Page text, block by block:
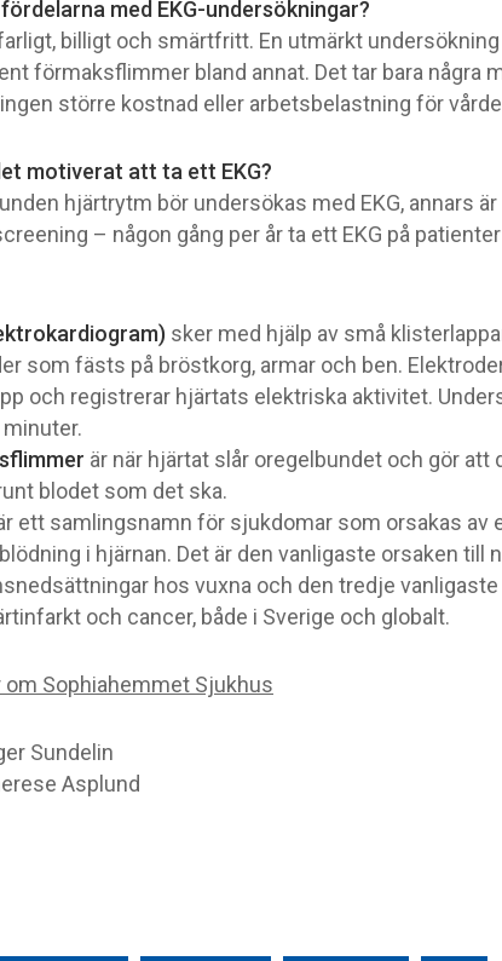
med EKG-undersökningar?
billigt och smärtfritt. En utmärkt
förmaksflimmer bland annat. Det tar bara några
större kostnad eller arbetsbelastning för
motiverat att ta ett EKG?
hjärtrytm bör undersökas med EKG, annars
– någon gång per år ta ett EKG på
sker med hjälp av små
som fästs på bröstkorg, armar och ben.
och registrerar hjärtats elektriska aktivitet.
är när hjärtat slår oregelbundet och gör att
blodet som det ska.
ett samlingsnamn för sjukdomar som orsakas av
i hjärnan. Det är den vanligaste orsaken till
hos vuxna och den tredje
och cancer, både i Sverige och globalt.
om Sophiahemmet Sjukhus
Sundelin
Asplund